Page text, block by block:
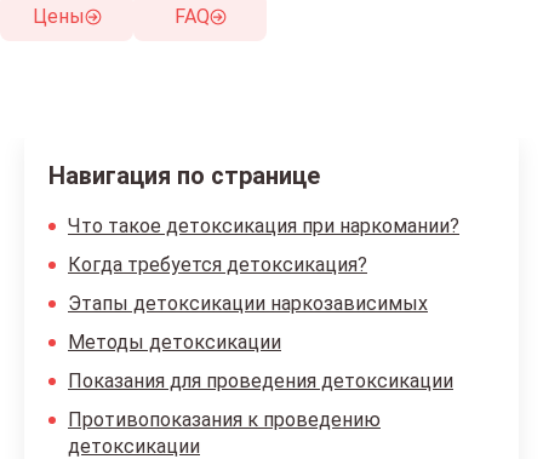
Цены FAQ
Навигация по странице
Что такое детоксикация при наркомании?
Когда требуется детоксикация?
Этапы детоксикации наркозависимых
Методы детоксикации
Показания для проведения детоксикации
Противопоказания к проведению
детоксикации